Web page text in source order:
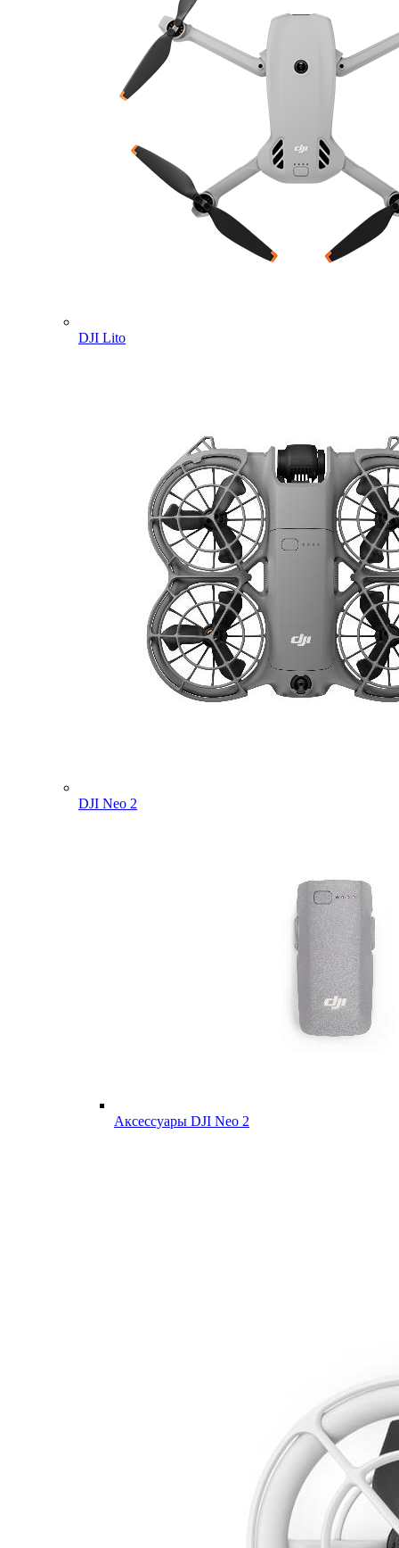
DJI Lito
DJI Neo 2
Аксессуары DJI Neo 2